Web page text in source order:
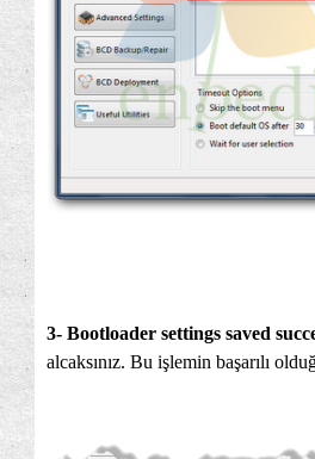
3- Bootloader settings saved
alcaksınız. Bu işlemin başarılı